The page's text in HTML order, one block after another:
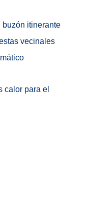
itinerante
vecinales
calor para el